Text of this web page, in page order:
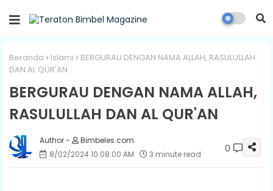
Beranda Islami
BERGURAU DENGAN NAMA ALLAH, RASULULLAH
DAN AL QUR'AN
BERGURAU DENGAN NAMA ALLAH,
RASULULLAH DAN AL QUR'AN
Bimbeles.com
8/02/2024 10:08:00 AM
3 minute read 0